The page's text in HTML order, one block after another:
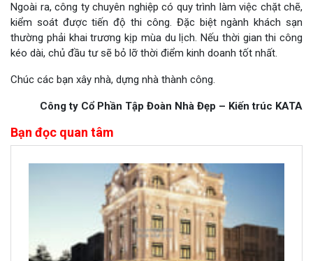
Ngoài ra, công ty chuyên nghiệp có quy trình làm việc chặt chẽ,
kiểm soát được tiến độ thi công. Đặc biệt ngành khách sạn
thường phải khai trương kịp mùa du lịch. Nếu thời gian thi công
kéo dài, chủ đầu tư sẽ bỏ lỡ thời điểm kinh doanh tốt nhất.
Chúc các bạn xây nhà, dựng nhà thành công.
Công ty Cổ Phần Tập Đoàn Nhà Đẹp – Kiến trúc KATA
Bạn đọc quan tâm